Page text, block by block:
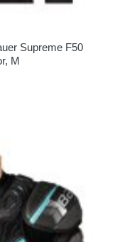
Supreme F50
M